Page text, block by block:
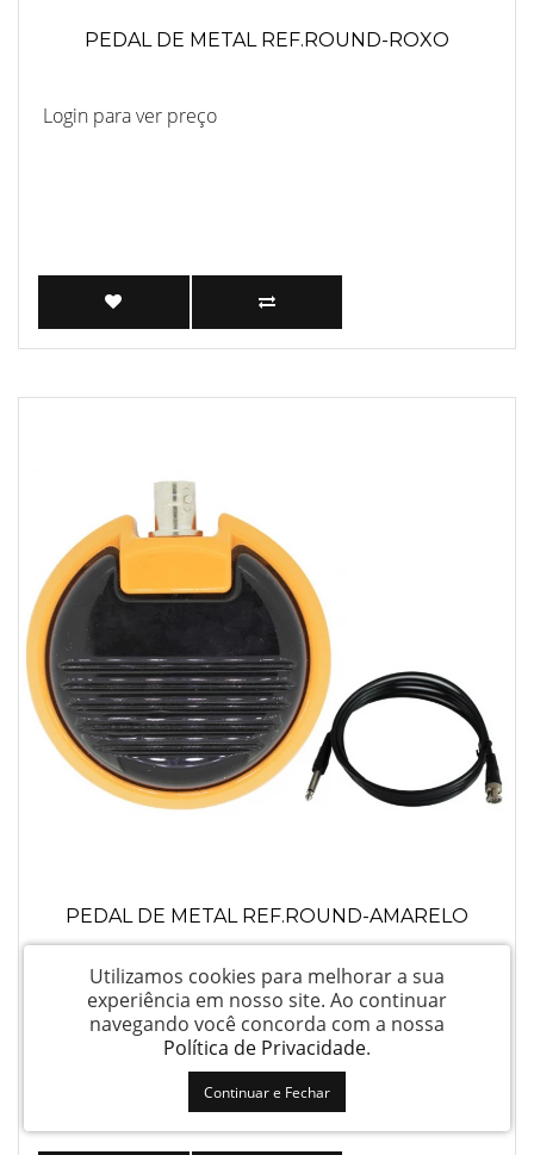
PEDAL DE METAL REF.ROUND-ROXO
Login para ver preço
PEDAL DE METAL REF.ROUND-AMARELO
Login para ver preço
Utilizamos cookies para melhorar a sua
experiência em nosso site. Ao continuar
navegando você concorda com a nossa
Política de Privacidade.
Continuar e Fechar